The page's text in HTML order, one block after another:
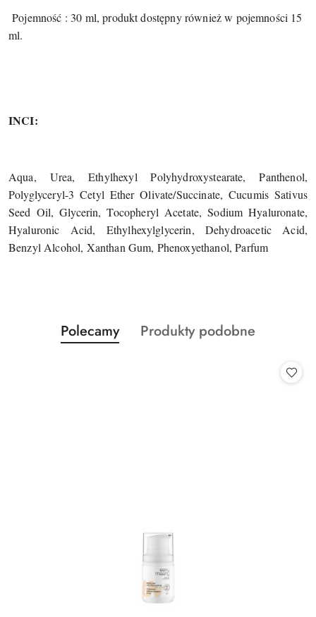
Pojemność : 30 ml, produkt dostępny również w pojemności 15
ml.
INCI:
Aqua, Urea, Ethylhexyl Polyhydroxystearate, Panthenol,
Polyglyceryl-3 Cetyl Ether Olivate/Succinate, Cucumis Sativus
Seed Oil, Glycerin, Tocopheryl Acetate, Sodium Hyaluronate,
Hyaluronic Acid, Ethylhexylglycerin, Dehydroacetic Acid,
Benzyl Alcohol, Xanthan Gum, Phenoxyethanol, Parfum
Pomiń karuzelę produktów
Produkty
o
Polecamy
Produkty
Produkty podobne